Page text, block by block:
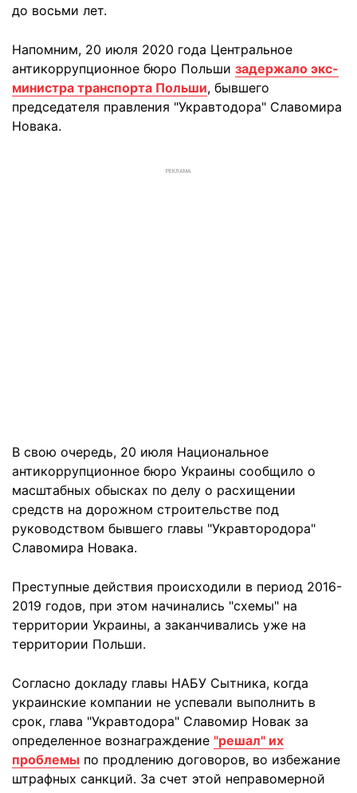
до восьми лет.
Напомним, 20 июля 2020 года Центральное
антикоррупционное бюро Польши задержало экс-
министра транспорта Польши, бывшего
председателя правления "Укравтодора" Славомира
Новака.
РЕКЛАМА
В свою очередь, 20 июля Национальное
антикоррупционное бюро Украины сообщило о
масштабных обысках по делу о расхищении
средств на дорожном строительстве под
руководством бывшего главы "Укравтородора"
Славомира Новака.
Преступные действия происходили в период 2016-
2019 годов, при этом начинались "схемы" на
территории Украины, а заканчивались уже на
территории Польши.
Согласно докладу главы НАБУ Сытника, когда
украинские компании не успевали выполнить в
срок, глава "Укравтодора" Славомир Новак за
определенное вознаграждение "решал" их
проблемы по продлению договоров, во избежание
штрафных санкций. За счет этой неправомерной